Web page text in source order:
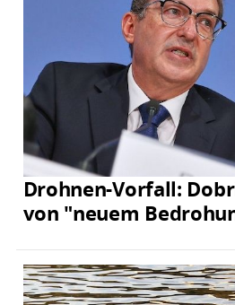
Drohnen-Vorfall:
von "neuem